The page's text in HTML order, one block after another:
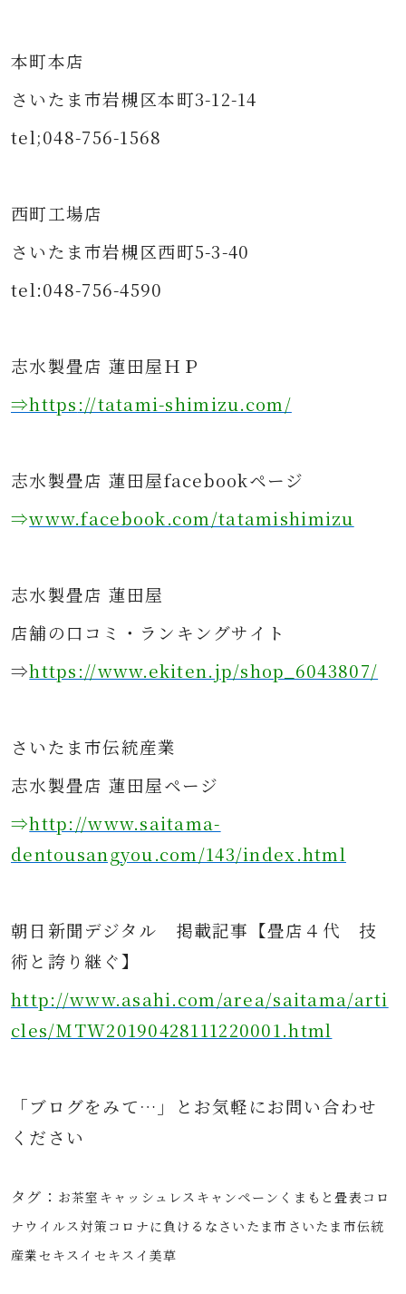
本町本店
さいたま市岩槻区本町3-12-14
tel;048-756-1568
西町工場店
さいたま市岩槻区西町5-3-40
tel:048-756-4590
志水製畳店 蓮田屋ＨＰ
⇒https://tatami-shimizu.com/
志水製畳店 蓮田屋facebookページ
⇒www.facebook.com/tatamishimizu
志水製畳店 蓮田屋
店舗の口コミ・ランキングサイト
⇒https://www.ekiten.jp/shop_6043807/
さ いたま市伝統産業
志水製畳店 蓮田屋ページ
⇒http://www.saitama-
dentousangyou.com/143/index.html
朝日新聞デジタル 掲載記事 【畳店４代 技
術と誇り継ぐ】
http://www.asahi.com/area/saitama/arti
cles/MTW20190428111220001.html
「ブログをみて…」とお気軽にお問い合わせ
ください
タグ： お茶室 キャッシュレス キャンペーン くまもと畳表 コロ
ナウイルス対策 コロナに負けるな さいたま市 さいたま市伝統
産業セキスイ セキスイ美草